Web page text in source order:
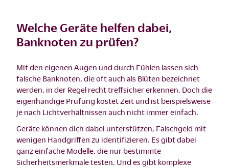
Welche Geräte helfen dabei,
Banknoten zu prüfen?
Mit den eigenen Augen und durch Fühlen lassen sich
falsche Banknoten, die oft auch als Blüten bezeichnet
werden, in der Regel recht treffsicher erkennen. Doch die
eigenhändige Prüfung kostet Zeit und ist beispielsweise
je nach Lichtverhältnissen auch nicht immer einfach.
Geräte können dich dabei unterstützen, Falschgeld mit
wenigen Handgriffen zu identifizieren. Es gibt dabei
ganz einfache Modelle, die nur bestimmte
Sicherheitsmerkmale testen. Und es gibt komplexe